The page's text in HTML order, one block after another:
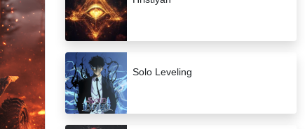
Solo Leveling